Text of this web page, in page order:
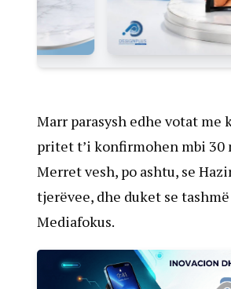
Marr parasysh edhe votat me
pritet t’i konfirmohen mbi 30
Merret vesh, po ashtu, se
tjerëvee, dhe duket se
Mediafokus.